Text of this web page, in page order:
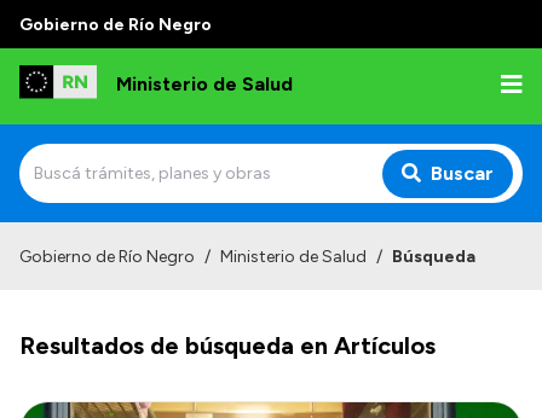
Gobierno de Río Negro
Ministerio de Salud
Buscar
Normativa y Funciones
Autoridades
Gobierno de Río Negro / Ministerio de Salud / Búsqueda
Resultados de búsqueda en Artículos